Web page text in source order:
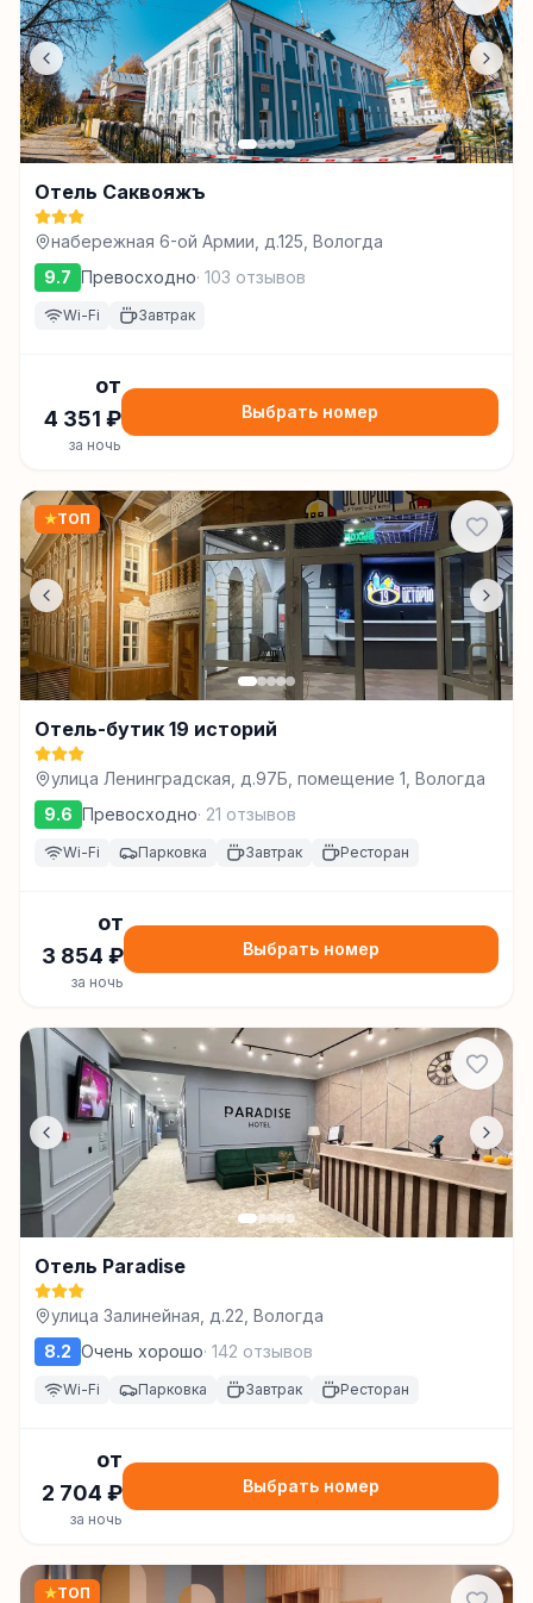
Отель Саквояжъ
набережная 6-ой Армии, д.125, Вологда
9.7 Превосходно· 103 отзывов
Wi-Fi Завтрак
от
4 351 ₽
за ночь
Выбрать номер
★ТОП
Отель-бутик 19 историй
улица Ленинградская, д.97Б, помещение 1, Вологда
9.6 Превосходно· 21 отзывов
Wi-Fi Парковка Завтрак Ресторан
от
3 854 ₽
за ночь
Выбрать номер
Отель Paradise
улица Залинейная, д.22, Вологда
8.2 Очень хорошо· 142 отзывов
Wi-Fi Парковка Завтрак Ресторан
от
2 704 ₽
за ночь
Выбрать номер
★ТОП